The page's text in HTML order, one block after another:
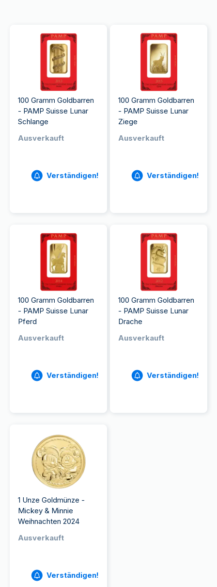
100 Gramm Goldbarren
- PAMP Suisse Lunar
Schlange
Ausverkauft
Verständigen!
100 Gramm Goldbarren
- PAMP Suisse Lunar
Ziege
Ausverkauft
Verständigen!
100 Gramm Goldbarren
- PAMP Suisse Lunar
Pferd
Ausverkauft
Verständigen!
100 Gramm Goldbarren
- PAMP Suisse Lunar
Drache
Ausverkauft
Verständigen!
1 Unze Goldmünze -
Mickey & Minnie
Weihnachten 2024
Ausverkauft
Verständigen!